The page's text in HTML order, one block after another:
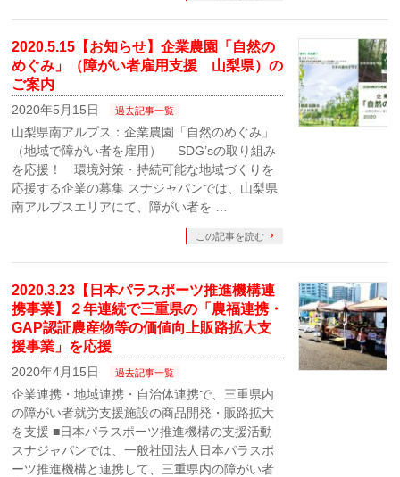
2020.5.15【お知らせ】企業農園「自然の
めぐみ」（障がい者雇用支援 山梨県）の
ご案内
2020年5月15日 過去記事一覧
山梨県南アルプス：企業農園「自然のめぐみ」
（地域で障がい者を雇用） SDG’sの取り組み
を応援！ 環境対策・持続可能な地域づくりを
応援する企業の募集 スナジャパンでは、山梨県
南アルプスエリアにて、障がい者を …
この記事を読む
2020.3.23【日本パラスポーツ推進機構連
携事業】２年連続で三重県の「農福連携・
GAP認証農産物等の価値向上販路拡大支
援事業」を応援
2020年4月15日 過去記事一覧
企業連携・地域連携・自治体連携で、三重県内
の障がい者就労支援施設の商品開発・販路拡大
を支援 ■日本パラスポーツ推進機構の支援活動
スナジャパンでは、一般社団法人日本パラスポ
ーツ推進機構と連携して、三重県内の障がい者